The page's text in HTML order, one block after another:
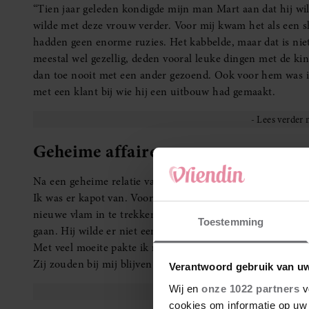
Toestemming
Verantwoord gebruik van
Wij en onze 1022 partners
cookies om informatie op
“Tien jaar geleden kondigde mijn man Mart aan dat hij
wilde met deze vrouw verder. Voor mij kwam het als een
hadden geen enorme ruzies. Het kabbelde, maar dat is
meestal wel gezellig, deden vooral leuke dingen met de
dan toe nooit met een ander gezoend. Ook voor hem
met een klant bij wie hij een uitbouw had gemaakt.
Geheime affaire
Na een geheime relatie van negen maanden biechtte hij
Ik was er kapot van. Vooral omdat hij ook meteen
nieuwe vlam in te trekken. Hij weigerde het nog een
gaan. Hij wilde er niet eens meer verder over praten: hij
Met veel moeite pakte ik na een paar weken huilen het
Zij zouden bij mij blijven wonen en eens in de twee weken